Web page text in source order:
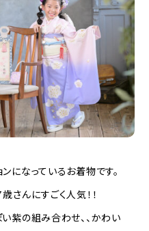
になっているお着物です。
さんにすごく人気！！
紫の組み合わせ、、かわい